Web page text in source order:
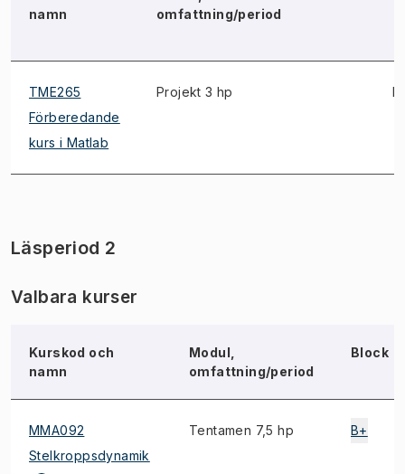
namn
omfattning/period
TME265
Förberedande
kurs i Matlab
Projekt 3 hp E
Läsperiod 2
Valbara kurser
Kurskod och
namn
Modul,
omfattning/period
Block
MMA092
Stelkroppsdynamik
Tentamen 7,5 hp B+